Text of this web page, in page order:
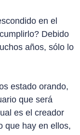
en el
Debido
años, sólo lo
estado orando,
que será
es el creador
que hay en ellos,